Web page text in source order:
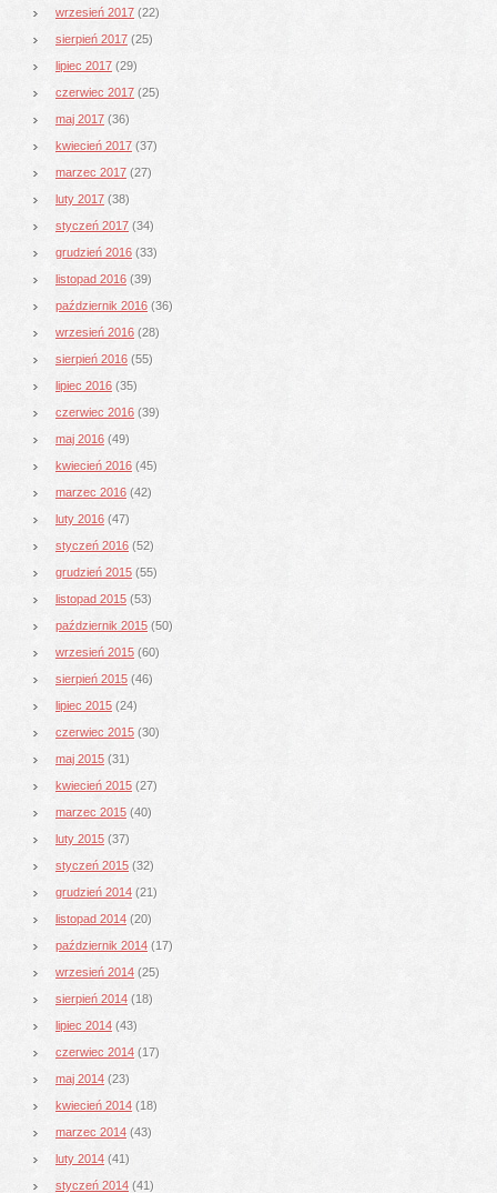
wrzesień 2017 (22)
sierpień 2017 (25)
lipiec 2017 (29)
czerwiec 2017 (25)
maj 2017 (36)
kwiecień 2017 (37)
marzec 2017 (27)
luty 2017 (38)
styczeń 2017 (34)
grudzień 2016 (33)
listopad 2016 (39)
październik 2016 (36)
wrzesień 2016 (28)
sierpień 2016 (55)
lipiec 2016 (35)
czerwiec 2016 (39)
maj 2016 (49)
kwiecień 2016 (45)
marzec 2016 (42)
luty 2016 (47)
styczeń 2016 (52)
grudzień 2015 (55)
listopad 2015 (53)
październik 2015 (50)
wrzesień 2015 (60)
sierpień 2015 (46)
lipiec 2015 (24)
czerwiec 2015 (30)
maj 2015 (31)
kwiecień 2015 (27)
marzec 2015 (40)
luty 2015 (37)
styczeń 2015 (32)
grudzień 2014 (21)
listopad 2014 (20)
październik 2014 (17)
wrzesień 2014 (25)
sierpień 2014 (18)
lipiec 2014 (43)
czerwiec 2014 (17)
maj 2014 (23)
kwiecień 2014 (18)
marzec 2014 (43)
luty 2014 (41)
styczeń 2014 (41)